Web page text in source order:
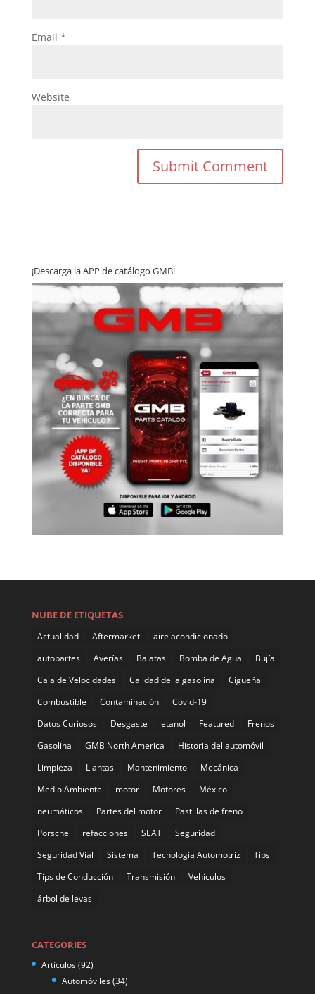
Email *
Website
¡Descarga la APP de catálogo GMB!
NUBE DE ETIQUETAS
Actualidad Aftermarket
aire acondicionado
autopartes
Averías Balatas Bomba de Agua
Bujía
Caja de Velocidades
Calidad de la gasolina
Cigüeñal
Combustible
Contaminación
Covid-19
Datos Curiosos
Desgaste etanol Featured
Frenos
Gasolina
GMB North America
Historia del automóvil
Limpieza
Llantas Mantenimiento
Mecánica
Medio Ambiente
motor Motores
México
neumáticos
Partes del motor
Pastillas de freno
Porsche
refacciones SEAT
Seguridad
Seguridad Vial
Sistema Tecnología Automotriz
Tips
Tips de Conducción
Transmisión
Vehículos
árbol de levas
CATEGORIES
Artículos(92)
Automóviles(34)